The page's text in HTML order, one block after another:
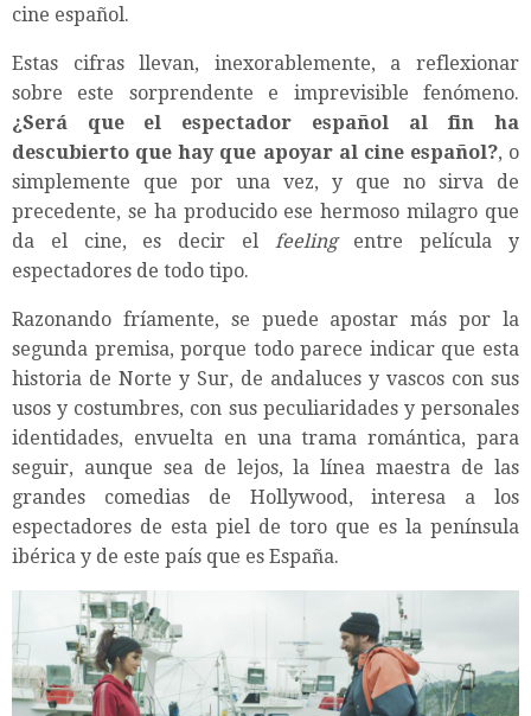
cine español.
Estas cifras llevan, inexorablemente, a reflexionar
sobre este sorprendente e imprevisible fenómeno.
¿Será que el espectador español al fin ha
descubierto que hay que apoyar al cine español?, o
simplemente que por una vez, y que no sirva de
precedente, se ha producido ese hermoso milagro que
da el cine, es decir el feelingentre película y
espectadores de todo tipo.
Razonando fríamente, se puede apostar más por la
segunda premisa, porque todo parece indicar que esta
historia de Norte y Sur, de andaluces y vascos con sus
usos y costumbres, con sus peculiaridades y personales
identidades, envuelta en una trama romántica, para
seguir, aunque sea de lejos, la línea maestra de las
grandes comedias de Hollywood, interesa a los
espectadores de esta piel de toro que es la península
ibérica y de este país que es España.